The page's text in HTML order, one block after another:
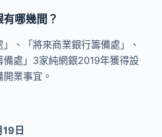
哪幾間？
」、「將來商業銀行籌備處」、
備處」3家純網銀2019年獲得設
業事宜。
19日